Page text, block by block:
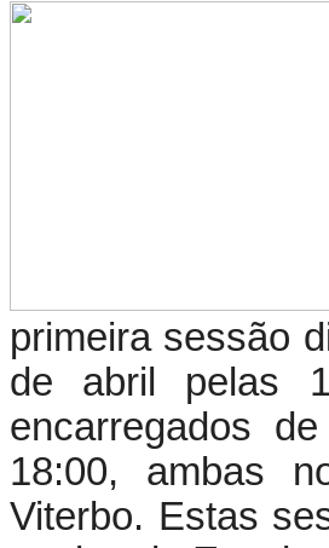
primeira sessão
de abril pelas
encarregados
18:00, ambas
Viterbo. Estas